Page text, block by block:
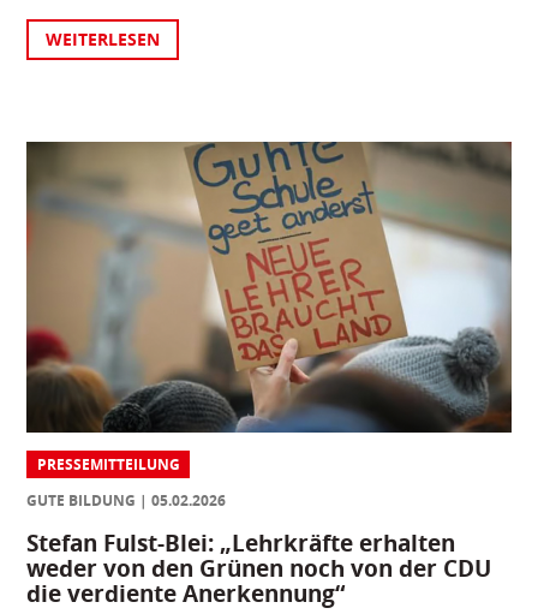
WEITERLESEN
PRESSEMITTEILUNG
GUTE BILDUNG
05.02.2026
Stefan Fulst-Blei: „Lehrkräfte erhalten
weder von den Grünen noch von der CDU
die verdiente Anerkennung“